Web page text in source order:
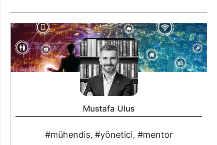
Mustafa Ulus
#mühendis, #yönetici, #mentor